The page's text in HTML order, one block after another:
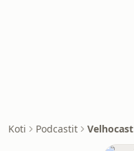
Koti Podcastit Velhocast